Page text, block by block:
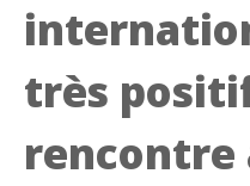
très
rencontre